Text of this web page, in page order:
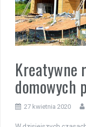
Kreatywne
domowych
27 kwietnia 2020